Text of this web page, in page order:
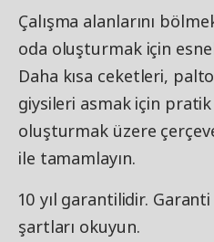
Çalışma alanlarını
oda oluşturmak için
Daha kısa ceketleri,
giysileri asmak için
oluşturmak üzere
ile tamamlayın.
10 yıl garantilidir.
şartları okuyun.